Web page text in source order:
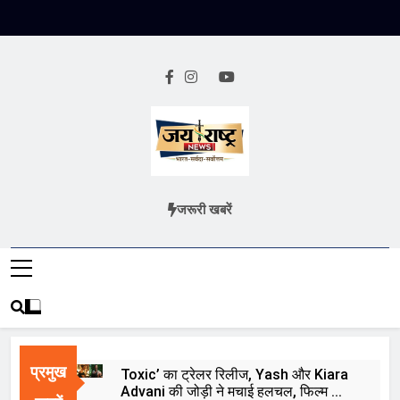
Jai Rashtra
हिंदी समाचार
जरूरी खबरें
प्रमुख
Toxic’ का ट्रेलर रिलीज, Yash और Kiara
Advani की जोड़ी ने मचाई हलचल, फिल्म को